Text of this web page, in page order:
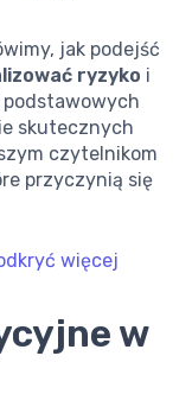
jak podejść
ryzyko i
podstawowych
skutecznych
czytelnikom
przyczynią się
więcej
w